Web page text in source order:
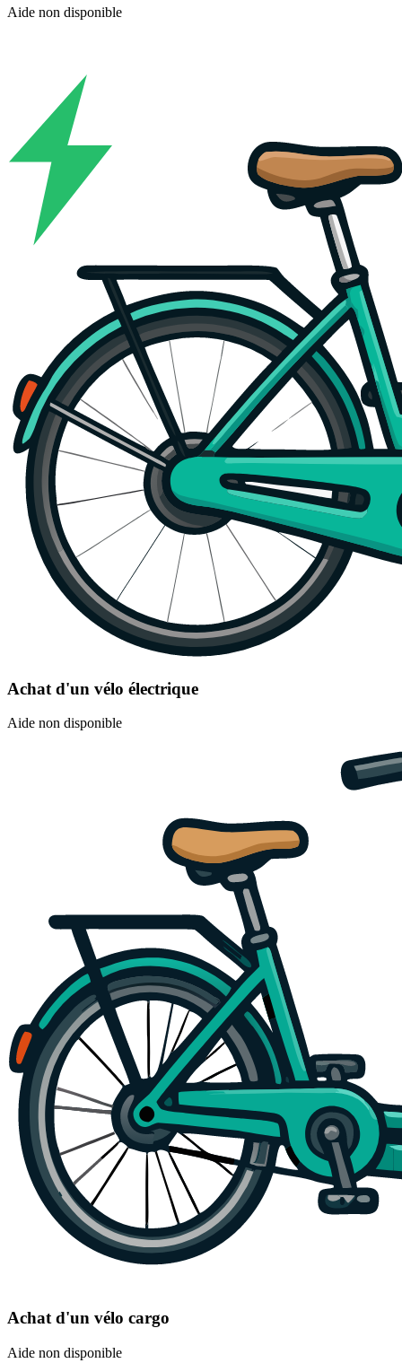
Aide non disponible
Achat d'un vélo électrique
Aide non disponible
Achat d'un vélo cargo
Aide non disponible